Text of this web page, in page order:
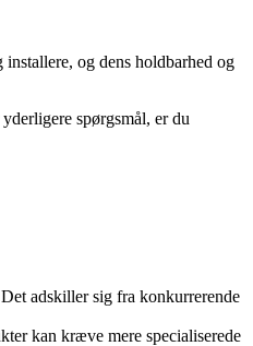
og dens holdbarhed og
spørgsmål, er du
adskiller sig fra konkurrerende
kan kræve mere specialiserede